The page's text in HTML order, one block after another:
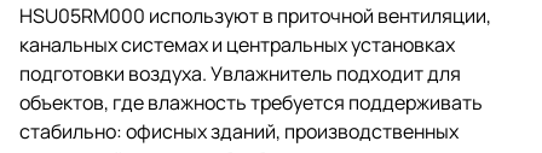
HSU05RM000 используют в приточной вентиляции,
канальных системах и центральных установках
подготовки воздуха. Увлажнитель подходит для
объектов, где влажность требуется поддерживать
стабильно: офисных зданий, производственных